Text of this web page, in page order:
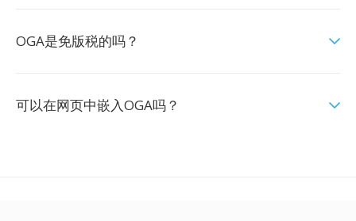
OGA是免版税的吗？
可以在网页中嵌入OGA吗？